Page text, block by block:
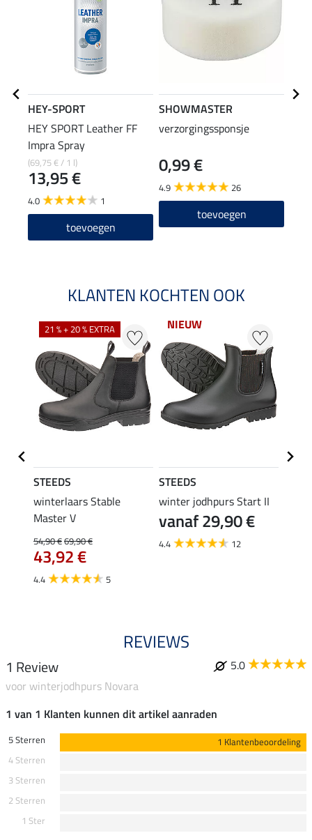
HEY-SPORT
HEY SPORT Leather FF
Impra Spray
(69,75 € / 1 l)
13,95 €
4.0 1
toevoegen
SHOWMASTER
verzorgingssponsje
0,99 €
4.9 26
toevoegen
KLANTEN KOCHTEN OOK
21 % + 20 % EXTRA
STEEDS
winterlaars Stable
Master V
54,90 €69,90 €
43,92 €
4.4 5
NIEUW
STEEDS
winter jodhpurs Start II
vanaf 29,90 €
4.4 12
REVIEWS
1 Review
5.0
voor winterjodhpurs Novara
1 van 1 Klanten kunnen dit artikel aanraden
5 Sterren
1 Klantenbeoordeling
4 Sterren
3 Sterren
2 Sterren
1 Ster